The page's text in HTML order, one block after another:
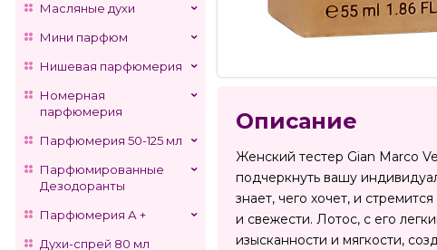
Масляные духи
Мини парфюм
Нишевая парфюмерия
Номерная
парфюмерия
Парфюмерия 50-125 мл
Парфюмированные
Дезодоранты
Парфюмерия А +
Духи-спрей 80 мл
Описание
Женский тестер Gian Marco
подчеркнуть вашу
знает, чего хочет, и
и свежести. Лотос, с его
изысканности и мягкости,